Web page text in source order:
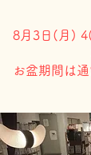
8月3日( 月)
お盆期間は